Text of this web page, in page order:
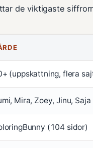
de viktigaste
(uppskattning, flera
Mira, Zoey, Jinu, Saja
(104 sidor)